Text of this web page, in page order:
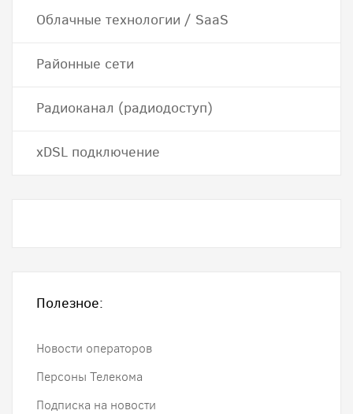
Облачные технологии / SaaS
Районные сети
Радиоканал (радиодоступ)
хDSL подключение
Полезное:
Новости операторов
Персоны Телекома
Подписка на новости